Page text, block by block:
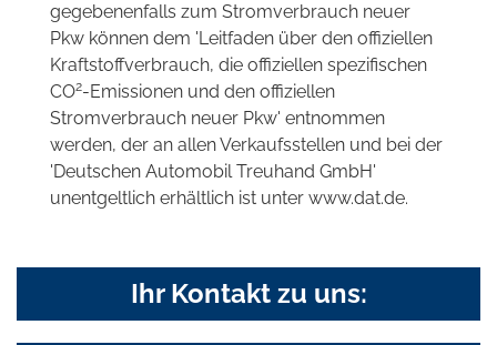
gegebenenfalls zum Stromverbrauch neuer
Pkw können dem 'Leitfaden über den offiziellen
Kraftstoffverbrauch, die offiziellen spezifischen
CO2-Emissionen und den offiziellen
Stromverbrauch neuer Pkw' entnommen
werden, der an allen Verkaufsstellen und bei der
'Deutschen Automobil Treuhand GmbH'
unentgeltlich erhältlich ist unter www.dat.de.
Ihr Kontakt zu uns: